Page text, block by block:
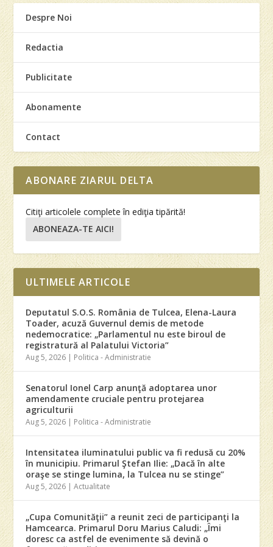
Despre Noi
Redactia
Publicitate
Abonamente
Contact
ABONARE ZIARUL DELTA
Citiţi articolele complete în ediţia tipărită!
ABONEAZA-TE AICI!
ULTIMELE ARTICOLE
Deputatul S.O.S. România de Tulcea, Elena-Laura
Toader, acuză Guvernul demis de metode
nedemocratice: „Parlamentul nu este biroul de
registratură al Palatului Victoria”
Aug 5, 2026 | Politica - Administratie
Senatorul Ionel Carp anunţă adoptarea unor
amendamente cruciale pentru protejarea
agriculturii
Aug 5, 2026 | Politica - Administratie
Intensitatea iluminatului public va fi redusă cu 20%
în municipiu. Primarul Ştefan Ilie: „Dacă în alte
oraşe se stinge lumina, la Tulcea nu se stinge”
Aug 5, 2026 |Actualitate
„Cupa Comunităţii” a reunit zeci de participanţi la
Hamcearca. Primarul Doru Marius Caludi: „Îmi
doresc ca astfel de evenimente să devină o